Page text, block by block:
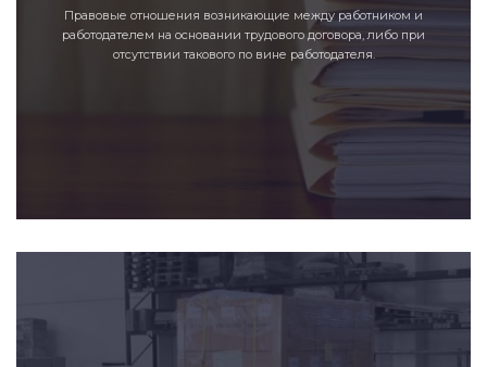
Правовые отношения возникающие между работником и
работодателем на основании трудового договора, либо при
отсутствии такового по вине работодателя.